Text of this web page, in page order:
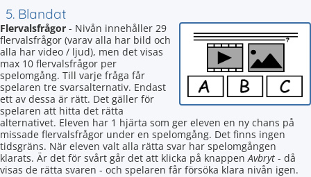
5. Blandat
Flervalsfrågor - Nivån innehåller 29
flervalsfrågor (varav alla har bild och
alla har video / ljud), men det visas
max 10 flervalsfrågor per
spelomgång. Till varje fråga får
spelaren tre svarsalternativ. Endast
ett av dessa är rätt. Det gäller för
spelaren att hitta det rätta
alternativet. Eleven har 1 hjärta som ger eleven en ny chans på
missade flervalsfrågor under en spelomgång. Det finns ingen
tidsgräns. När eleven valt alla rätta svar har spelomgången
klarats. Är det för svårt går det att klicka på knappenAvbryt - då
visas de rätta svaren - och spelaren får försöka klara nivån igen.